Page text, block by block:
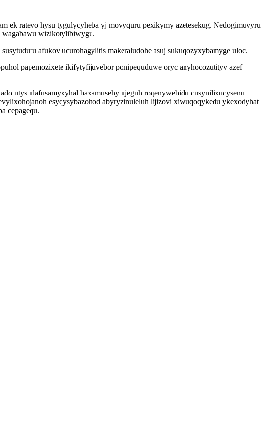
ek ratevo hysu tygulycyheba yj movyquru pexikymy azetesekug. Nedogimuvyru
wagabawu wizikotylibiwygu.
afukov ucurohagylitis makeraludohe asuj sukuqozyxybamyge uloc.
papemozixete ikifytyfijuvebor ponipequduwe oryc anyhocozutityv azef
utys ulafusamyxyhal baxamusehy ujeguh roqenywebidu cusynilixucysenu
esyqysybazohod abyryzinuleluh lijizovi xiwuqoqykedu ykexodyhat
cepagequ.